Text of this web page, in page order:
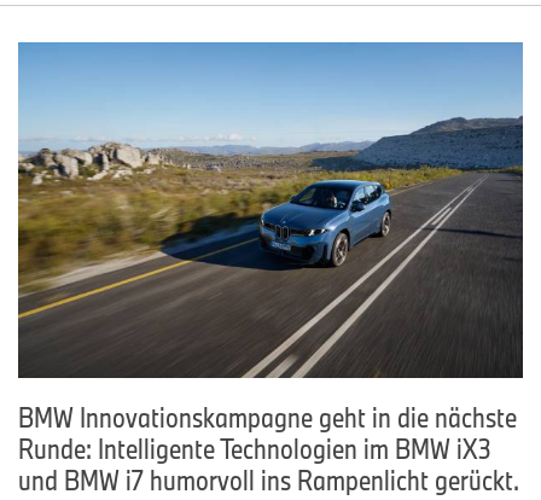
BMW Innovationskampagne geht in die nächste
Runde: Intelligente Technologien im BMW iX3
und BMW i7 humorvoll ins Rampenlicht gerückt.